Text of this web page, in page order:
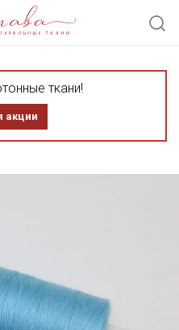
ткани!
акции